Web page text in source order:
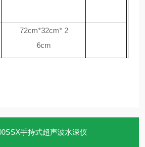
72cm*32cm* 2
6cm
手持式超声波水深仪